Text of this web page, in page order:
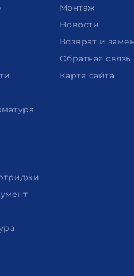
Монтаж
Новости
Возврат и
Обратная связь
Карта сайта